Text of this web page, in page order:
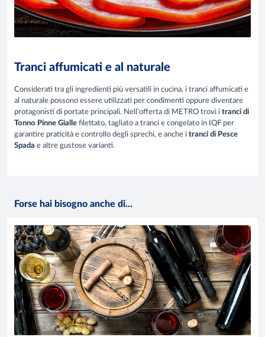
Tranci affumicati e al naturale
Considerati tra gli ingredienti più versatili in cucina, i tranci affumicati e
al naturale possono essere utilizzati per condimenti oppure diventare
protagonisti di portate principali. Nell'offerta di METRO trovi i tranci di
Tonno Pinne Gialle filettato, tagliato a tranci e congelato in IQF per
garantire praticità e controllo degli sprechi, e anche i tranci di Pesce
Spada e altre gustose varianti.
Forse hai bisogno anche di...